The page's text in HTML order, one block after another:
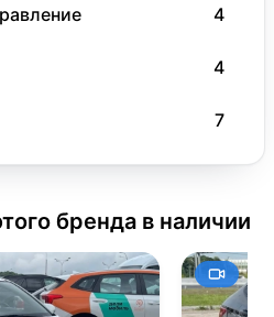
4
4
7
бренда в наличии